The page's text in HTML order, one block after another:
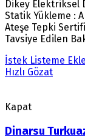
Dikey Elektriksel
Statik Yükleme :
Ateşe Tepki
Tavsiye Edilen
İstek Listeme Ekle
Hızlı Gözat
Kapat
Dinarsu